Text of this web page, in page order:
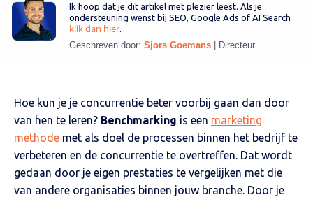
Ik hoop dat je dit artikel met plezier leest. Als je
ondersteuning wenst bij SEO, Google Ads of AI Search
klik dan hier
Geschreven door: Sjors Goemans | Directeur
Hoe kun je je concurrentie beter voorbij gaan dan door
van hen te leren? Benchmarking is een marketing
methode met als doel de processen binnen het bedrijf te
verbeteren en de concurrentie te overtreffen. Dat wordt
gedaan door je eigen prestaties te vergelijken met die
van andere organisaties binnen jouw branche. Door je